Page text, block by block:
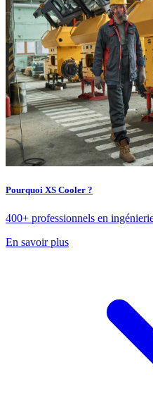
Pourquoi XS Cooler ?
400+ professionnels en
En savoir plus